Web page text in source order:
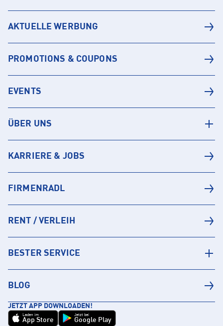
AKTUELLE WERBUNG
PROMOTIONS & COUPONS
EVENTS
ÜBER UNS
KARRIERE & JOBS
FIRMENRADL
RENT / VERLEIH
BESTER SERVICE
BLOG
JETZT APP DOWNLOADEN!
Laden im
App Store
Jetzt bei
Google Play